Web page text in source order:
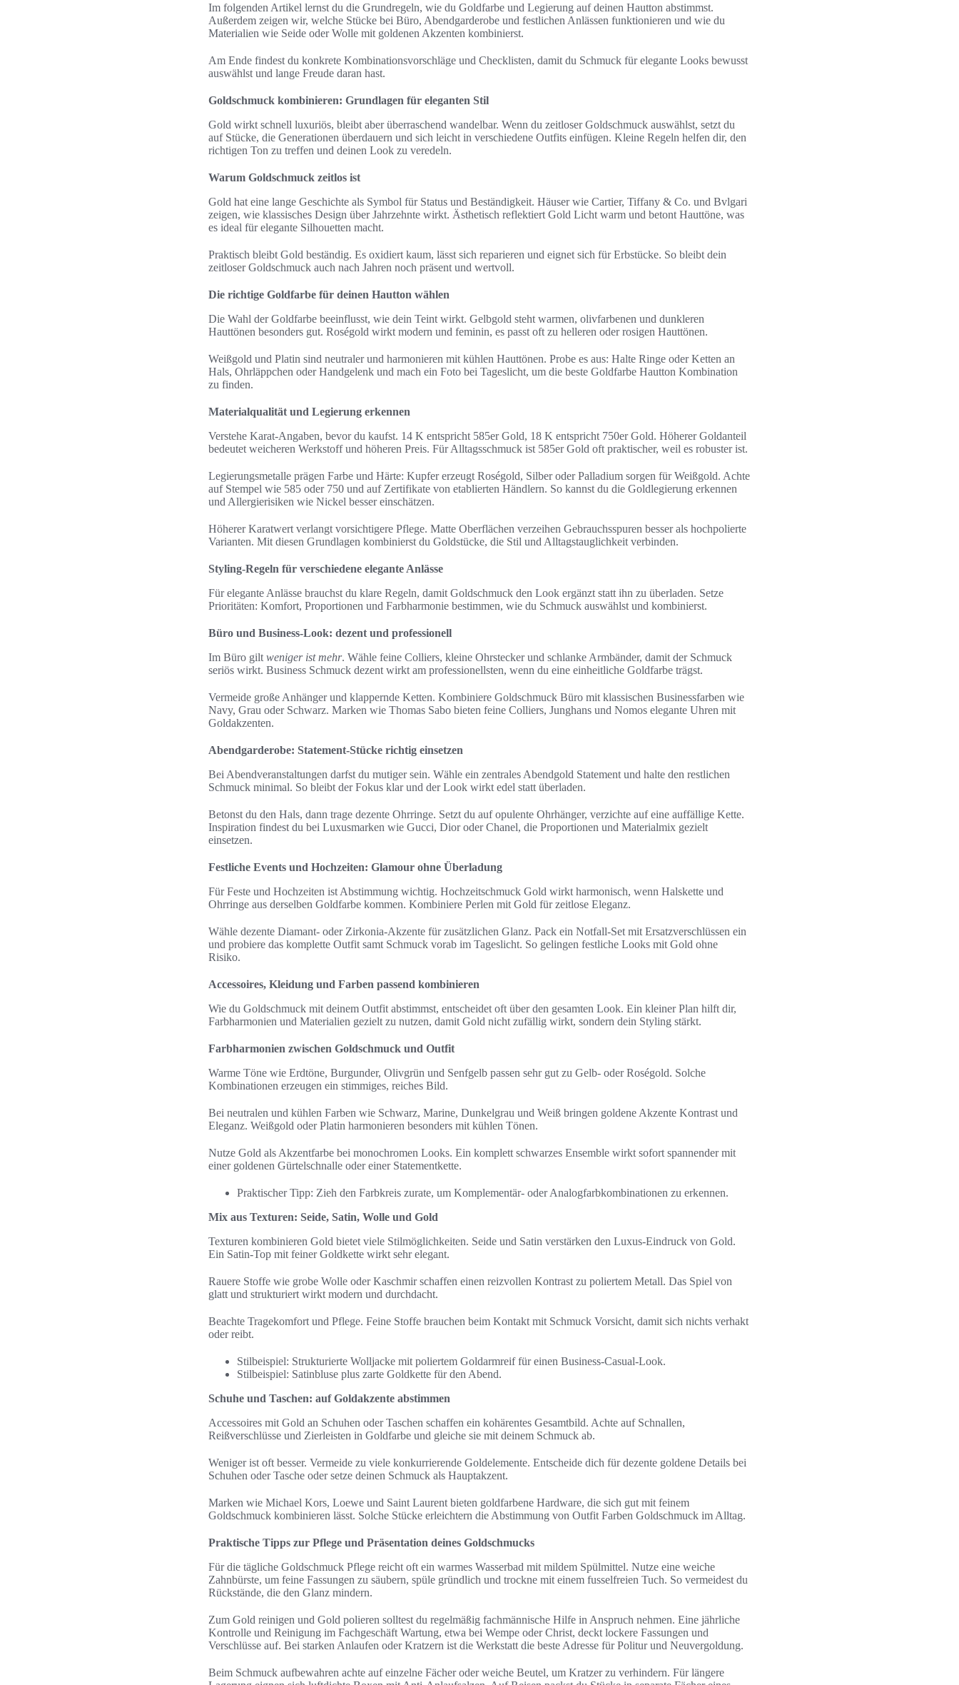
Im folgenden Artikel lernst du die Grundregeln, wie du Goldfarbe und Legierung auf deinen Hautton abstimmst.
Außerdem zeigen wir, welche Stücke bei Büro, Abendgarderobe und festlichen Anlässen funktionieren und wie du
Materialien wie Seide oder Wolle mit goldenen Akzenten kombinierst.
Am Ende findest du konkrete Kombinationsvorschläge und Checklisten, damit du Schmuck für elegante Looks bewusst
auswählst und lange Freude daran hast.
Goldschmuck kombinieren: Grundlagen für eleganten Stil
Gold wirkt schnell luxuriös, bleibt aber überraschend wandelbar. Wenn du zeitloser Goldschmuck auswählst, setzt du
auf Stücke, die Generationen überdauern und sich leicht in verschiedene Outfits einfügen. Kleine Regeln helfen dir, den
richtigen Ton zu treffen und deinen Look zu veredeln.
Warum Goldschmuck zeitlos ist
Gold hat eine lange Geschichte als Symbol für Status und Beständigkeit. Häuser wie Cartier, Tiffany & Co. und Bvlgari
zeigen, wie klassisches Design über Jahrzehnte wirkt. Ästhetisch reflektiert Gold Licht warm und betont Hauttöne, was
es ideal für elegante Silhouetten macht.
Praktisch bleibt Gold beständig. Es oxidiert kaum, lässt sich reparieren und eignet sich für Erbstücke. So bleibt dein
zeitloser Goldschmuck auch nach Jahren noch präsent und wertvoll.
Die richtige Goldfarbe für deinen Hautton wählen
Die Wahl der Goldfarbe beeinflusst, wie dein Teint wirkt. Gelbgold steht warmen, olivfarbenen und dunkleren
Hauttönen besonders gut. Roségold wirkt modern und feminin, es passt oft zu helleren oder rosigen Hauttönen.
Weißgold und Platin sind neutraler und harmonieren mit kühlen Hauttönen. Probe es aus: Halte Ringe oder Ketten an
Hals, Ohrläppchen oder Handgelenk und mach ein Foto bei Tageslicht, um die beste Goldfarbe Hautton Kombination
zu finden.
Materialqualität und Legierung erkennen
Verstehe Karat-Angaben, bevor du kaufst. 14 K entspricht 585er Gold, 18 K entspricht 750er Gold. Höherer Goldanteil
bedeutet weicheren Werkstoff und höheren Preis. Für Alltagsschmuck ist 585er Gold oft praktischer, weil es robuster ist.
Legierungsmetalle prägen Farbe und Härte: Kupfer erzeugt Roségold, Silber oder Palladium sorgen für Weißgold. Achte
auf Stempel wie 585 oder 750 und auf Zertifikate von etablierten Händlern. So kannst du die Goldlegierung erkennen
und Allergierisiken wie Nickel besser einschätzen.
Höherer Karatwert verlangt vorsichtigere Pflege. Matte Oberflächen verzeihen Gebrauchsspuren besser als hochpolierte
Varianten. Mit diesen Grundlagen kombinierst du Goldstücke, die Stil und Alltagstauglichkeit verbinden.
Styling-Regeln für verschiedene elegante Anlässe
Für elegante Anlässe brauchst du klare Regeln, damit Goldschmuck den Look ergänzt statt ihn zu überladen. Setze
Prioritäten: Komfort, Proportionen und Farbharmonie bestimmen, wie du Schmuck auswählst und kombinierst.
Büro und Business-Look: dezent und professionell
Im Büro gilt weniger ist mehr. Wähle feine Colliers, kleine Ohrstecker und schlanke Armbänder, damit der Schmuck
seriös wirkt. Business Schmuck dezent wirkt am professionellsten, wenn du eine einheitliche Goldfarbe trägst.
Vermeide große Anhänger und klappernde Ketten. Kombiniere Goldschmuck Büro mit klassischen Businessfarben wie
Navy, Grau oder Schwarz. Marken wie Thomas Sabo bieten feine Colliers, Junghans und Nomos elegante Uhren mit
Goldakzenten.
Abendgarderobe: Statement-Stücke richtig einsetzen
Bei Abendveranstaltungen darfst du mutiger sein. Wähle ein zentrales Abendgold Statement und halte den restlichen
Schmuck minimal. So bleibt der Fokus klar und der Look wirkt edel statt überladen.
Betonst du den Hals, dann trage dezente Ohrringe. Setzt du auf opulente Ohrhänger, verzichte auf eine auffällige Kette.
Inspiration findest du bei Luxusmarken wie Gucci, Dior oder Chanel, die Proportionen und Materialmix gezielt
einsetzen.
Festliche Events und Hochzeiten: Glamour ohne Überladung
Für Feste und Hochzeiten ist Abstimmung wichtig. Hochzeitschmuck Gold wirkt harmonisch, wenn Halskette und
Ohrringe aus derselben Goldfarbe kommen. Kombiniere Perlen mit Gold für zeitlose Eleganz.
Wähle dezente Diamant- oder Zirkonia-Akzente für zusätzlichen Glanz. Pack ein Notfall-Set mit Ersatzverschlüssen ein
und probiere das komplette Outfit samt Schmuck vorab im Tageslicht. So gelingen festliche Looks mit Gold ohne
Risiko.
Accessoires, Kleidung und Farben passend kombinieren
Wie du Goldschmuck mit deinem Outfit abstimmst, entscheidet oft über den gesamten Look. Ein kleiner Plan hilft dir,
Farbharmonien und Materialien gezielt zu nutzen, damit Gold nicht zufällig wirkt, sondern dein Styling stärkt.
Farbharmonien zwischen Goldschmuck und Outfit
Warme Töne wie Erdtöne, Burgunder, Olivgrün und Senfgelb passen sehr gut zu Gelb- oder Roségold. Solche
Kombinationen erzeugen ein stimmiges, reiches Bild.
Bei neutralen und kühlen Farben wie Schwarz, Marine, Dunkelgrau und Weiß bringen goldene Akzente Kontrast und
Eleganz. Weißgold oder Platin harmonieren besonders mit kühlen Tönen.
Nutze Gold als Akzentfarbe bei monochromen Looks. Ein komplett schwarzes Ensemble wirkt sofort spannender mit
einer goldenen Gürtelschnalle oder einer Statementkette.
Praktischer Tipp: Zieh den Farbkreis zurate, um Komplementär- oder Analogfarbkombinationen zu erkennen.
Mix aus Texturen: Seide, Satin, Wolle und Gold
Texturen kombinieren Gold bietet viele Stilmöglichkeiten. Seide und Satin verstärken den Luxus-Eindruck von Gold.
Ein Satin-Top mit feiner Goldkette wirkt sehr elegant.
Rauere Stoffe wie grobe Wolle oder Kaschmir schaffen einen reizvollen Kontrast zu poliertem Metall. Das Spiel von
glatt und strukturiert wirkt modern und durchdacht.
Beachte Tragekomfort und Pflege. Feine Stoffe brauchen beim Kontakt mit Schmuck Vorsicht, damit sich nichts verhakt
oder reibt.
Stilbeispiel: Strukturierte Wolljacke mit poliertem Goldarmreif für einen Business-Casual-Look.
Stilbeispiel: Satinbluse plus zarte Goldkette für den Abend.
Schuhe und Taschen: auf Goldakzente abstimmen
Accessoires mit Gold an Schuhen oder Taschen schaffen ein kohärentes Gesamtbild. Achte auf Schnallen,
Reißverschlüsse und Zierleisten in Goldfarbe und gleiche sie mit deinem Schmuck ab.
Weniger ist oft besser. Vermeide zu viele konkurrierende Goldelemente. Entscheide dich für dezente goldene Details bei
Schuhen oder Tasche oder setze deinen Schmuck als Hauptakzent.
Marken wie Michael Kors, Loewe und Saint Laurent bieten goldfarbene Hardware, die sich gut mit feinem
Goldschmuck kombinieren lässt. Solche Stücke erleichtern die Abstimmung von Outfit Farben Goldschmuck im Alltag.
Praktische Tipps zur Pflege und Präsentation deines Goldschmucks
Für die tägliche Goldschmuck Pflege reicht oft ein warmes Wasserbad mit mildem Spülmittel. Nutze eine weiche
Zahnbürste, um feine Fassungen zu säubern, spüle gründlich und trockne mit einem fusselfreien Tuch. So vermeidest du
Rückstände, die den Glanz mindern.
Zum Gold reinigen und Gold polieren solltest du regelmäßig fachmännische Hilfe in Anspruch nehmen. Eine jährliche
Kontrolle und Reinigung im Fachgeschäft Wartung, etwa bei Wempe oder Christ, deckt lockere Fassungen und
Verschlüsse auf. Bei starken Anlaufen oder Kratzern ist die Werkstatt die beste Adresse für Politur und Neuvergoldung.
Beim Schmuck aufbewahren achte auf einzelne Fächer oder weiche Beutel, um Kratzer zu verhindern. Für längere